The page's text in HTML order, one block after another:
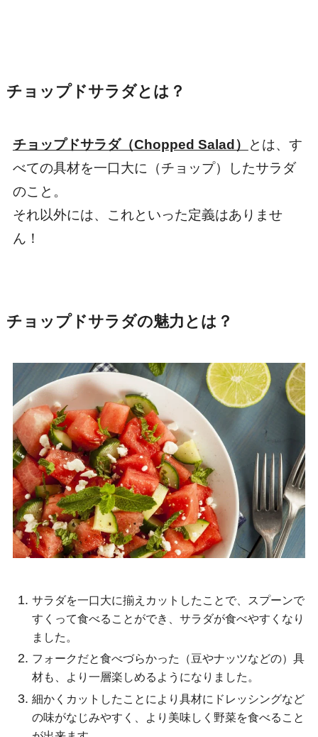
チョップドサラダとは？
チョップドサラダ（Chopped Salad）
とは、す
べての具材を一口大に（チョップ）したサラダ
のこと。
それ以外には、これといった定義はありませ
ん！
チョップドサラダの魅力とは？
サラダを一口大に揃えカットしたことで、スプーンで
すくって食べることができ、サラダが食べやすくなり
ました。
フォークだと食べづらかった（豆やナッツなどの）具
材も、より一層楽しめるようになりました。
細かくカットしたことにより具材にドレッシングなど
の味がなじみやすく、より美味しく野菜を食べること